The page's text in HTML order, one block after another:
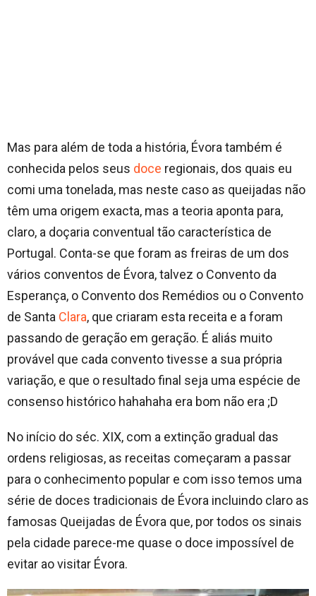
Mas para além de toda a história, Évora também é
conhecida pelos seus doce regionais, dos quais eu
comi uma tonelada, mas neste caso as queijadas não
têm uma origem exacta, mas a teoria aponta para,
claro, a doçaria conventual tão característica de
Portugal. Conta-se que foram as freiras de um dos
vários conventos de Évora, talvez o Convento da
Esperança, o Convento dos Remédios ou o Convento
de Santa Clara, que criaram esta receita e a foram
passando de geração em geração. É aliás muito
provável que cada convento tivesse a sua própria
variação, e que o resultado final seja uma espécie de
consenso histórico hahahaha era bom não era ;D
No início do séc. XIX, com a extinção gradual das
ordens religiosas, as receitas começaram a passar
para o conhecimento popular e com isso temos uma
série de doces tradicionais de Évora incluindo claro as
famosas Queijadas de Évora que, por todos os sinais
pela cidade parece-me quase o doce impossível de
evitar ao visitar Évora.